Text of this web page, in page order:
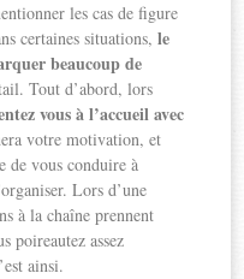
les cas de figure
certaines situations,le
beaucoup de
Tout d’abord, lors
vous à l’accueil avec
votre motivation, et
de vous conduire à
Lors d’une
à la chaîne prennent
poireautez assez
ainsi.